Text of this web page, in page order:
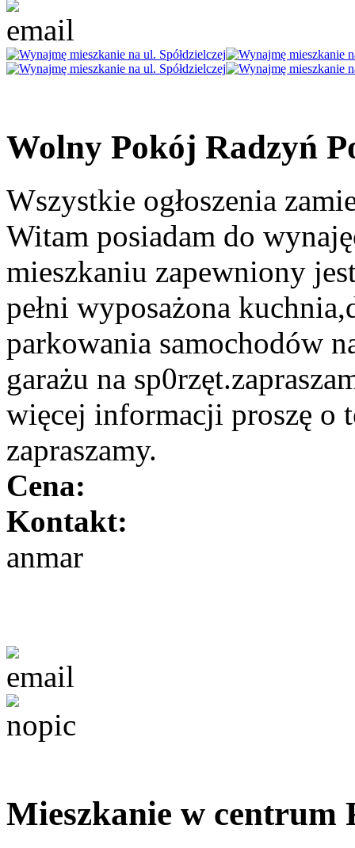
Wolny Pokój Radzyń
Wszystkie ogłoszenia
Witam posiadam do
mieszkaniu zapewniony
pełni wyposażona
parkowania samochodów
garażu na
więcej informacji proszę o
zapraszamy.
Cena:
Kontakt:
anmar
Mieszkanie w centrum